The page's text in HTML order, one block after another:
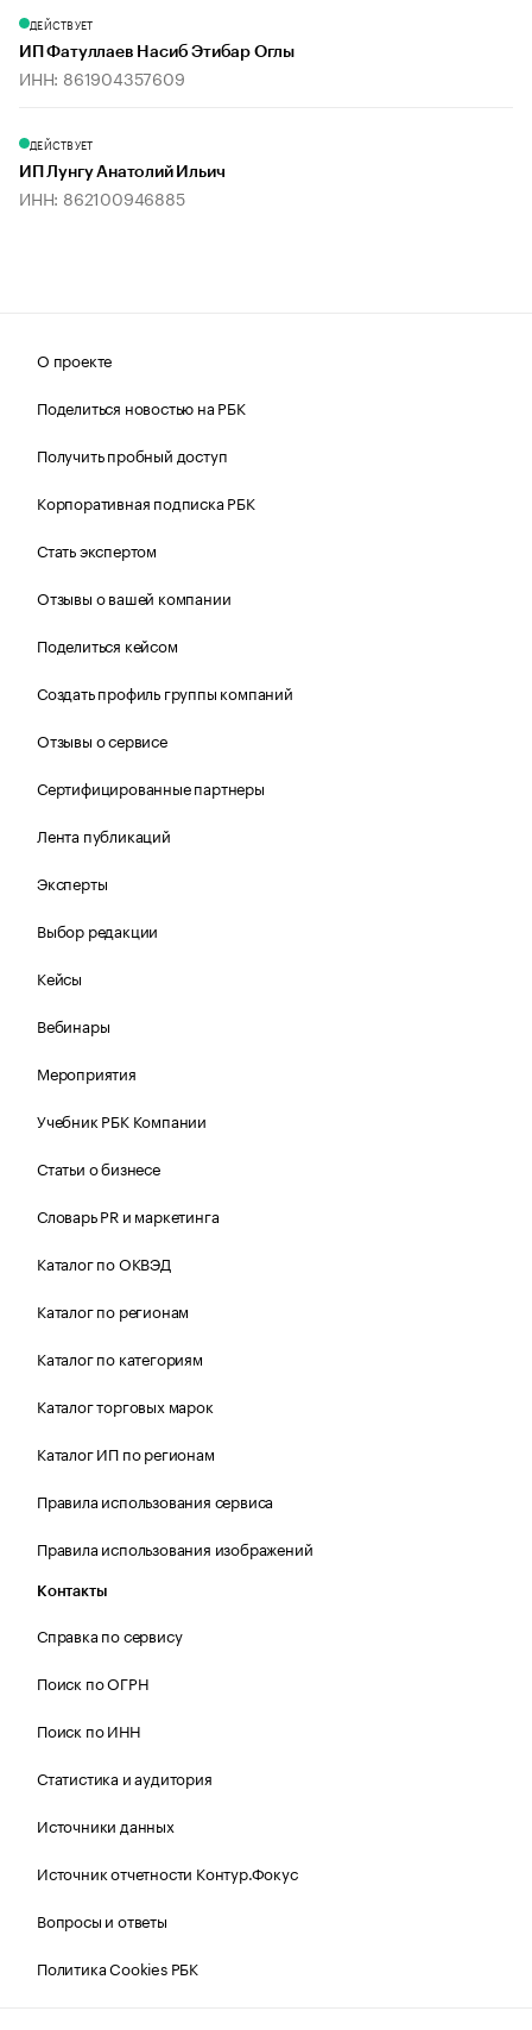
ДЕЙСТВУЕТ
ИП Фатуллаев Насиб Этибар Оглы
ИНН: 861904357609
ДЕЙСТВУЕТ
ИП Лунгу Анатолий Ильич
ИНН: 862100946885
О проекте
Поделиться новостью на РБК
Получить пробный доступ
Корпоративная подписка РБК
Стать экспертом
Отзывы о вашей компании
Поделиться кейсом
Создать профиль группы компаний
Отзывы о сервисе
Сертифицированные партнеры
Лента публикаций
Эксперты
Выбор редакции
Кейсы
Вебинары
Мероприятия
Учебник РБК Компании
Статьи о бизнесе
Словарь PR и маркетинга
Каталог по ОКВЭД
Каталог по регионам
Каталог по категориям
Каталог торговых марок
Каталог ИП по регионам
Правила использования сервиса
Правила использования изображений
Контакты
Справка по сервису
Поиск по ОГРН
Поиск по ИНН
Статистика и аудитория
Источники данных
Источник отчетности Контур.Фокус
Вопросы и ответы
Политика Cookies РБК